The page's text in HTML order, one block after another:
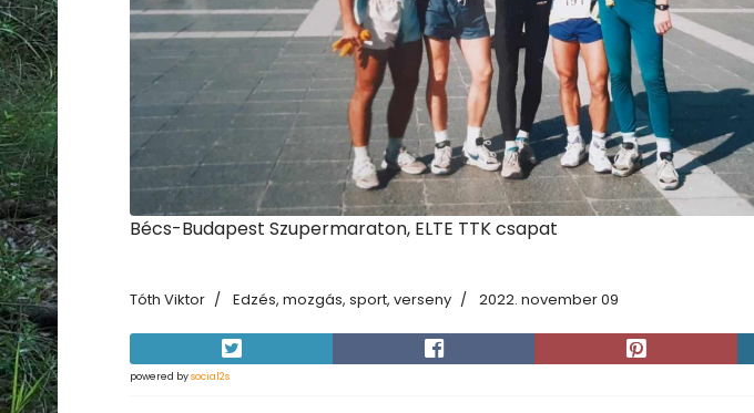
Bécs-Budapest Szupermaraton, ELTE TTK csapat
Tóth Viktor Edzés, mozgás, sport, verseny 2022. november 09
powered bysocial2s